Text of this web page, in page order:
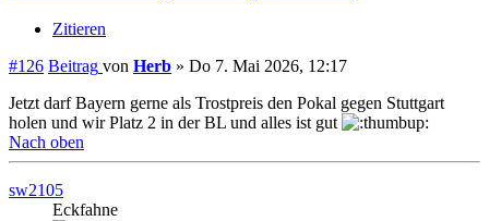
Zitieren
#126 Beitrag von Herb » Do 7. Mai 2026, 12:17
Jetzt darf Bayern gerne als Trostpreis den Pokal gegen Stuttgart
holen und wir Platz 2 in der BL und alles ist gut
Nach oben
sw2105
Eckfahne